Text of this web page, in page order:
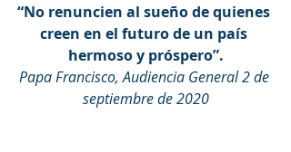
“No renuncien al sueño de quienes
creen en el futuro de un país
hermoso y próspero”.
Papa Francisco, Audiencia General 2 de
septiembre de 2020